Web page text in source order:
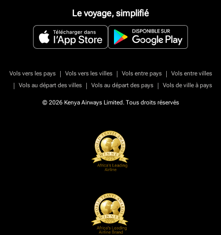
Le voyage, simplifié
Vols vers les pays | Vols vers les villes | Vols entre pays |
Vols entre villes
|
Vols au départ des villes | Vols au départ des pays | Vols de ville à pays
© 2026 Kenya Airways Limited. Tous droits réservés